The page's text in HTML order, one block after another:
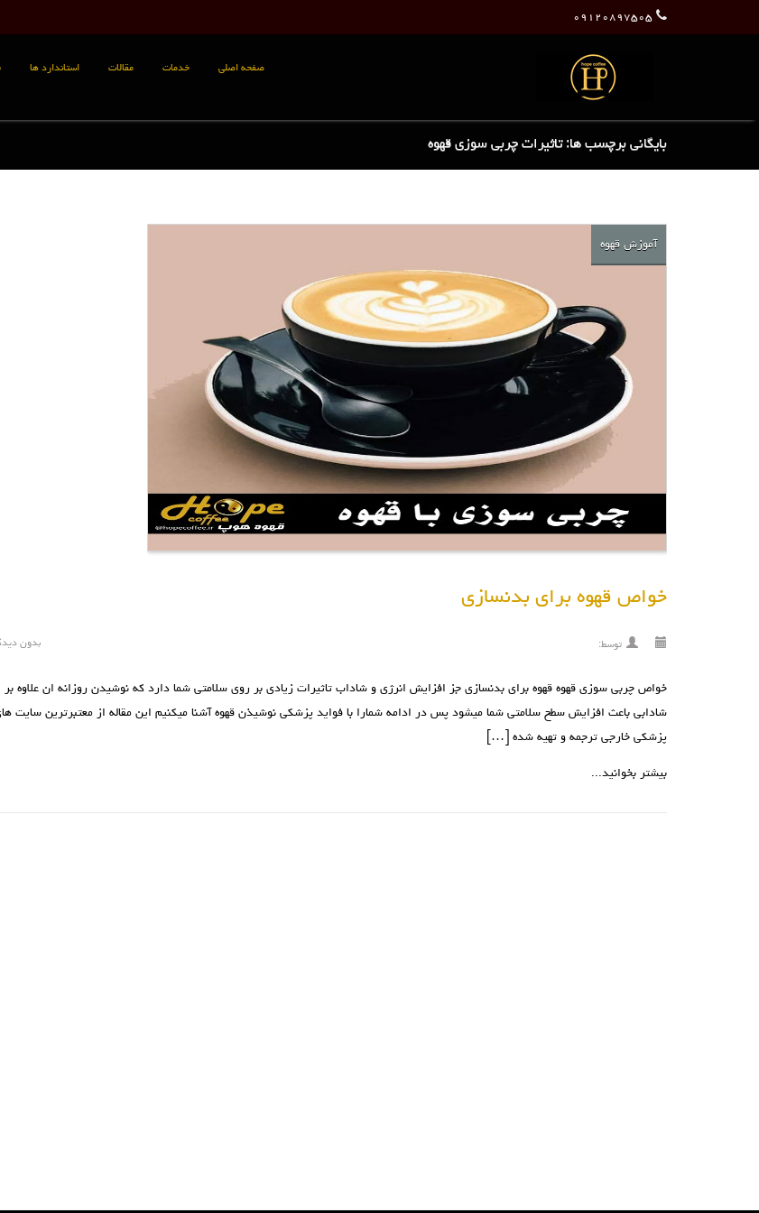
۰۹۱۲۰۸۹۷۵۰۵
صفحه اصلی خدمات مقالات استاندارد ها
بایگانی برچسب ها: تاثیرات چربی سوزی قهوه
آموزش قهوه
خواص قهوه برای بدنسازی
توسط: بدون
خواص چربی سوزی قهوه قهوه برای بدنسازی جز افزایش انرژی و شاداب تاثیرات زیادی بر روی سلامتی شما دارد که نوشیدن روزانه ان علاوه بر
شادابی باعث افزایش سطح سلامتی شما میشود پس در ادامه شمارا با فواید پزشکی نوشیذن قهوه آشنا میکنیم این مقاله از معتبرترین سایت
پزشکی خارجی ترجمه و تهیه شده […]
بیشتر بخوانید...